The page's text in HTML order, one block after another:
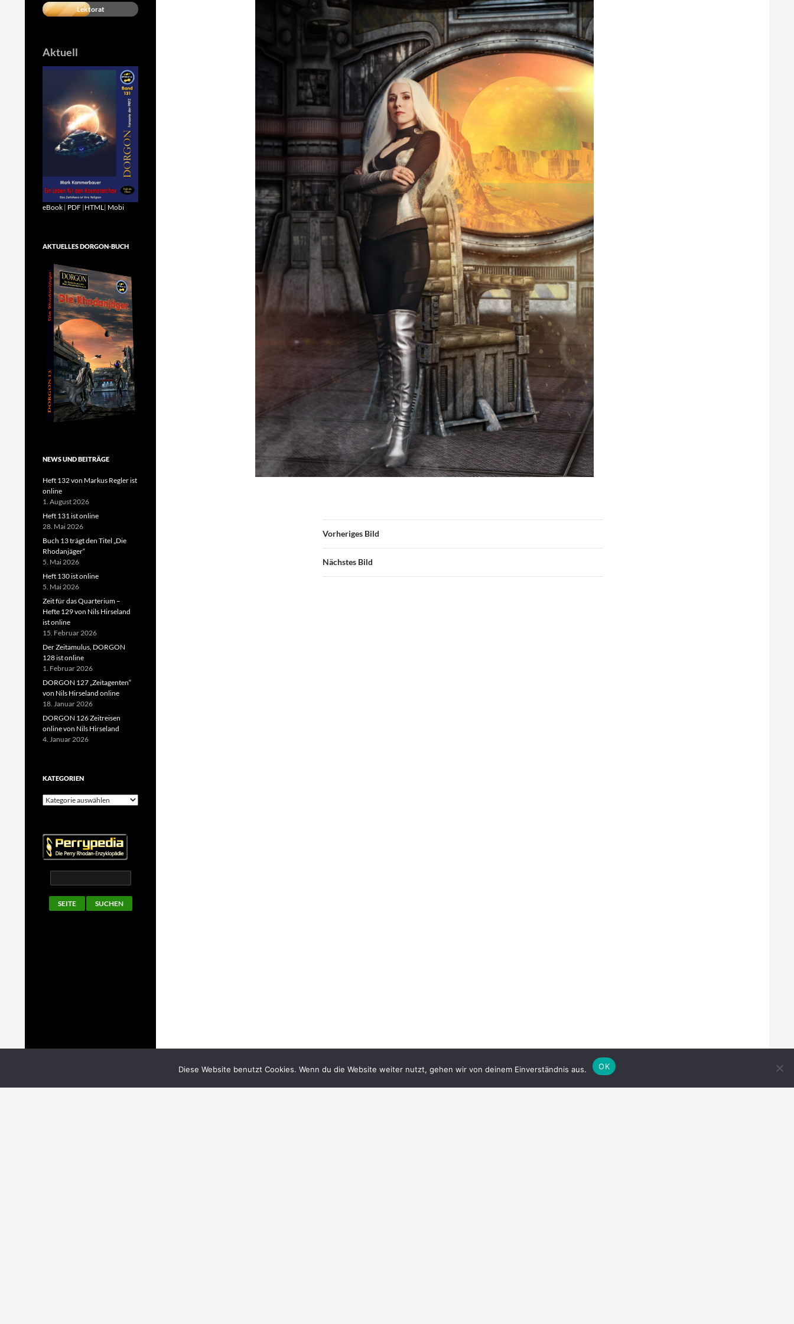
Vorheriges Bild
Nächstes Bild
Lektorat
Aktuell
eBook | PDF |HTML | Mobi
AKTUELLES DORGON-BUCH
NEWS UND BEITRÄGE
Heft 132 von Markus Regler ist
online
1. August 2026
Heft 131 ist online
28. Mai 2026
Buch 13 trägt den Titel „Die
Rhodanjäger“
5. Mai 2026
Heft 130 ist online
5. Mai 2026
Zeit für das Quarterium –
Hefte 129 von Nils Hirseland
ist online
15. Februar 2026
Der Zeitamulus, DORGON
128 ist online
1. Februar 2026
DORGON 127 „Zeitagenten“
von Nils Hirseland online
18. Januar 2026
DORGON 126 Zeitreisen
online von Nils Hirseland
4. Januar 2026
KATEGORIEN
Kategorien
Diese Website benutzt Cookies. Wenn du die Website weiter nutzt, gehen wir von deinem Einverständnis aus. OK